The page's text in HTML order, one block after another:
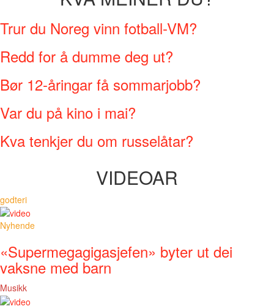
Trur du Noreg vinn fotball-VM?
Redd for å dumme deg ut?
Bør 12-åringar få sommarjobb?
Var du på kino i mai?
Kva tenkjer du om russelåtar?
VIDEOAR
godteri
Nyhende
«Supermegagigasjefen» byter ut dei
vaksne med barn
Musikk